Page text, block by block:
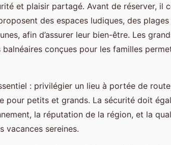
et plaisir partagé. Avant de réserver, il
des espaces ludiques, des
afin d’assurer leur bien-être. Les
conçues pour les familles
: privilégier un lieu à portée de
pour petits et grands. La sécurité doit
la réputation de la région, et la
vacances sereines.